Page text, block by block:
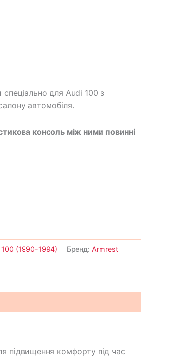
для Audi 100 з
автомобіля.
консоль між ними повинні
100 (1990-1994) Бренд: Armrest
підвищення комфорту під час